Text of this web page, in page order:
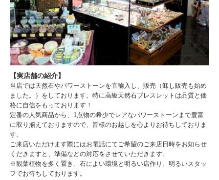
【実店舗の紹介】
当店では天然石やパワーストーンを直輸入し、販売（卸し販売も始め
ました。）をしております。特に高級天然石ブレスレットは品質と価
格に自信をもっております！
定番の人気商品から、1点物の希少でレアなパワーストーンまで豊富
に取り揃えておりますので、皆様のお越しを心よりお待ちしておりま
す。
ご来店いただけます際にはお電話にてご希望のご来店日時をお知らせ
くだきますと、準備などの対応をさせていただきます。
※観葉植物を多く置き、石によい環境と明るい店作り、明るいスタッ
フでお待ちしております。